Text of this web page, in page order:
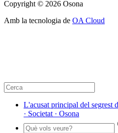
Copyright © 2026 Osona
Amb la tecnologia de OA Cloud
L'acusat principal del segrest
· Societat · Osona